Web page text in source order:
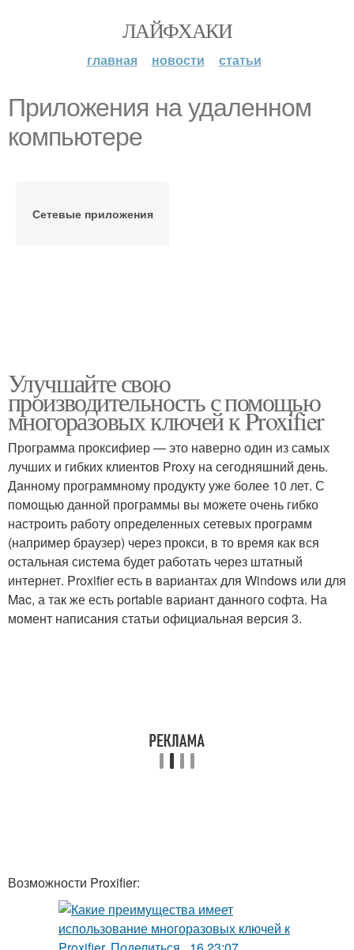
ЛАЙФХАКИ
главная новости статьи
Приложения на удаленном
компьютере
Сетевые приложения
Улучшайте свою
производительность с помощью
многоразовых ключей к Proxifier
Программа проксифиер — это наверно один из самых
лучших и гибких клиентов Proxy на сегодняшний день.
Данному программному продукту уже более 10 лет. С
помощью данной программы вы можете очень гибко
настроить работу определенных сетевых программ
(например браузер) через прокси, в то время как вся
остальная система будет работать через штатный
интернет. Proxifier есть в вариантах для Windows или для
Mac, а так же есть portable вариант данного софта. На
момент написания статьи официальная версия 3.
Возможности Proxifier: